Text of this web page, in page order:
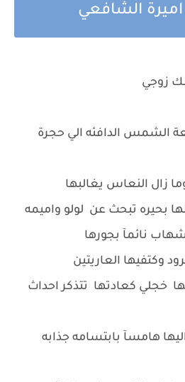
الشافعي
زوجي
الشمس الدافئه الي حجرة
زال النعاس يغالبها
بحيره تبحث عن لولو واميمه
نائمآ بجورها
العاريتين
كعادتها تتذكر احداث
هامسآ بابتسامه جذابه